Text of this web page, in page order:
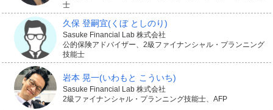
どです。
専門家である弁護士に依頼すると、これらの処理をスム
ーズに、より有利に進めやすくなりますが、はじめに委
任にあたっての着手金がかかります。
またトラブルが解決した際には報酬金も支払うのが一般
士
久保 登嗣宜(くぼ としのり)
Sasuke Financial Lab 株式会社
公的保険アドバイザー、2級ファイナンシャル・プランニング
技能士
岩本 晃一(いわもと こういち)
Sasuke Financial Lab 株式会社
2級ファイナンシャル・プランニング技能士、AFP